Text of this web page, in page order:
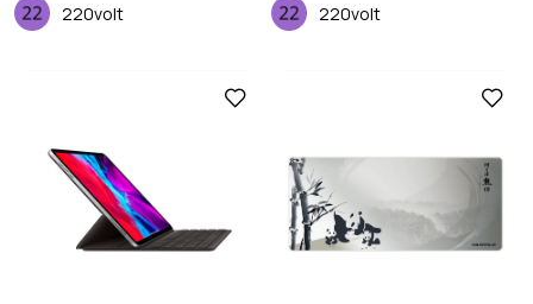
220volt 220volt